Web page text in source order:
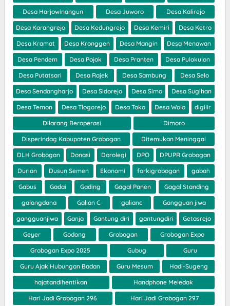
Desa Harjowinangun Desa Juworo Desa Kalirejo
Desa Karangrejo Desa Kedungrejo Desa Kemiri Desa Ketro
Desa Kramat Desa Kronggen Desa Mangin Desa Menawan
Desa Pendem Desa Pojok Desa Pranten Desa Pulokulon
Desa Putatsari Desa Rajek Desa Sambung Desa Selo
Desa Sendangharjo Desa Sidorejo Desa Simo Desa Sugihan
Desa Temon Desa Tlogorejo Desa Toko Desa Wolo digilir
Dilarang Beroperasi Dimoro
Disperindag Kabupaten Grobogan Ditemukan Meninggal
DLH Grobogan Donasi Dorolegi DPO DPUPR Grobogan
Durian Dusun Semen Ekonomi forkigrobogan gabah
Gabus Gadai Gading Gagal Panen Gagal Standing
galangdana Galian C galianc Gangguan jiwa
gangguanjiwa Ganja Gantung diri gantungdiri Getasrejo
Geyer Godong Grobogan Grobogan Expo
Grobogan Expo 2025 Gubug Guru
Guru Ajak Hubungan Badan Guru Mesum Hadi-Sugeng
hajatandihentikan Handphone Meledak
Hari Jadi Grobogan 296 Hari Jadi Grobogan 297